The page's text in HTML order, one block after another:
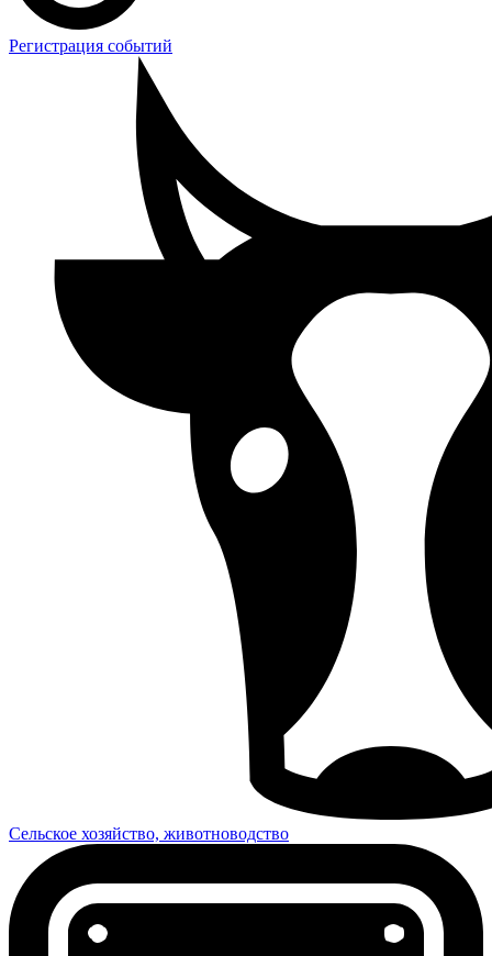
Регистрация событий
Сельское хозяйство, животноводство